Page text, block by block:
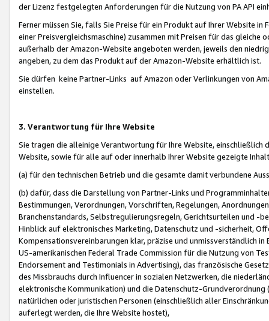
der Lizenz festgelegten Anforderungen für die Nutzung von PA API
Ferner müssen Sie, falls Sie Preise für ein Produkt auf Ihrer Website
einer Preisvergleichsmaschine) zusammen mit Preisen für das
außerhalb der Amazon-Website angeboten werden, jeweils den
angeben, zu dem das Produkt auf der Amazon-Website erhältlich ist.
Sie dürfen keine Partner-Links auf Amazon oder Verlinkungen von
einstellen.
3. Verantwortung für Ihre Website
Sie tragen die alleinige Verantwortung für Ihre Website,
Website, sowie für alle auf oder innerhalb Ihrer Website gezeigte
(a) für den technischen Betrieb und die gesamte damit verbundene
(b) dafür, dass die Darstellung von Partner-Links und
Bestimmungen, Verordnungen, Vorschriften, Regelungen,
Branchenstandards, Selbstregulierungsregeln, Gerichtsurteilen und -
Hinblick auf elektronisches Marketing, Datenschutz und -sicherheit,
Kompensationsvereinbarungen klar, präzise und unmissverständlich
US-amerikanischen Federal Trade Commission für die Nutzung von
Endorsement and Testimonials in Advertising), das französische
des Missbrauchs durch Influencer in sozialen Netzwerken, die
elektronische Kommunikation) und die Datenschutz-
natürlichen oder juristischen Personen (einschließlich aller
auferlegt werden, die Ihre Website hostet),